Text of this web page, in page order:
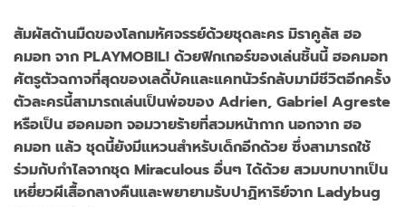
สัมผัสด้านมืดของโลกมหัศจรรย์ด้วยชุดละคร มิราคูลัส ฮอ
คมอท จาก PLAYMOBIL! ด้วยฟิกเกอร์ของเล่นชิ้นนี้ ฮอคมอท
ศัตรูตัวฉกาจที่สุดของเลดี้บัคและแคทนัวร์กลับมามีชีวิตอีกครั้ง
ตัวละครนี้สามารถเล่นเป็นพ่อของ Adrien, Gabriel Agreste
หรือเป็น ฮอคมอท จอมวายร้ายที่สวมหน้ากาก นอกจาก ฮอ
คมอท แล้ว ชุดนี้ยังมีแหวนสำหรับเด็กอีกด้วย ซึ่งสามารถใช้
ร่วมกับกำไลจากชุด Miraculous อื่นๆ ได้ด้วย สวมบทบาทเป็น
เหยี่ยวผีเสื้อกลางคืนและพยายามรับปาฏิหาริย์จาก Ladybug